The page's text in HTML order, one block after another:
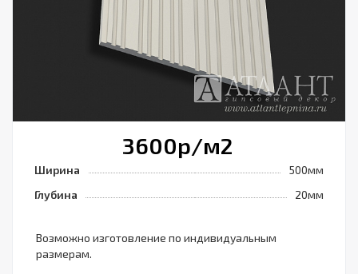
3600р/м2
Ширина
500мм
Глубина
20мм
Возможно изготовление по индивидуальным
размерам.